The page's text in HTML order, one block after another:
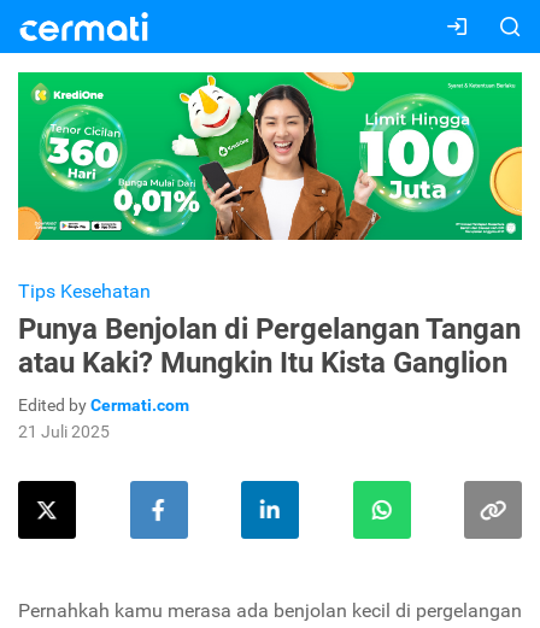
Tips Kesehatan
Punya Benjolan di Pergelangan Tangan
atau Kaki? Mungkin Itu Kista Ganglion
Edited byCermati.com
21 Juli 2025
Pernahkah kamu merasa ada benjolan kecil di pergelangan